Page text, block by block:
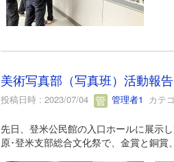
美術写真部（写真班）活動報告
投稿日時 : 2023/07/04 管理者1 カテ
先日、登米公民館の入口ホールに展示
原･登米支部総合文化祭で、金賞と銅賞